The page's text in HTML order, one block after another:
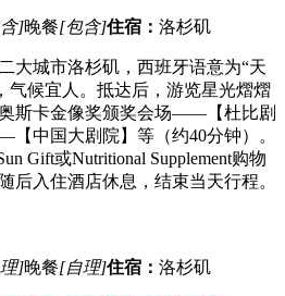
]晚餐[包含]住宿： 洛杉矶
大城市洛杉矶，西班牙语意为“天
气候宜人。抵达后，游览星光熠熠
斯卡金像奖颁奖会场——【杜比剧
中国大剧院】等（约40分钟）。
Gift或Nutritional Supplement购物
后入住酒店休息，结束当天行程。
]晚餐[自理]住宿： 洛杉矶